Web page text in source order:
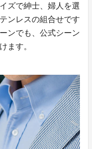
ズで紳士、婦人を選
ンレスの組合せです
ンでも、公式シーン
ます。